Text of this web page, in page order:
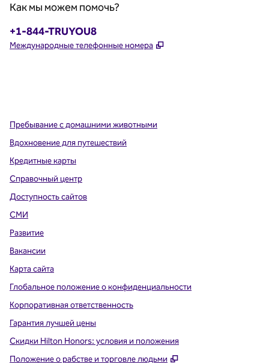
Как мы можем помочь?
Телефон:
+1-844-TRUYOU8
Международные телефонные номера ,
Пребывание с домашними животными
Вдохновение для путешествий
Кредитные карты
Справочный центр
Доступность сайтов
СМИ
Развитие
Вакансии
Карта сайта
Глобальное положение о конфиденциальности
Корпоративная ответственность
Гарантия лучшей цены
Скидки Hilton Honors: условия и положения
Положение о рабстве и торговле людьми
,